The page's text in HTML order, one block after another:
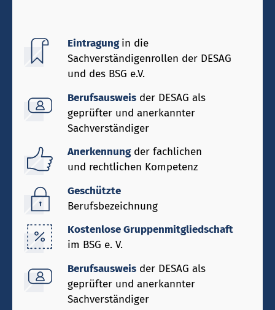
Eintragungin die
Sachverständigenrollen der DESAG
und des BSG e.V.
Berufsausweis der DESAG als
geprüfter und anerkannter
Sachverständiger
Anerkennungder fachlichen
und rechtlichen Kompetenz
Geschützte
Berufsbezeichnung
Kostenlose Gruppenmitgliedschaft
im BSG e. V.
Berufsausweis der DESAG als
geprüfter und anerkannter
Sachverständiger